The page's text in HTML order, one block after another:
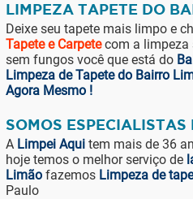
LIMPEZA TAPETE DO
Deixe seu tapete mais limpo e
Tapete e Carpetecom a limpeza
sem fungos você que está do
Limpeza de Tapete do Bairro
Agora Mesmo !
SOMOS
A Limpei Aquitem mais de 36
hoje temos o melhor serviço de
Limãofazemos Limpeza de
Paulo